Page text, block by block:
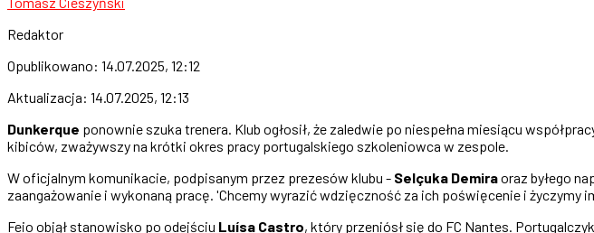
Redaktor
Opublikowano: 14.07.2025, 12:12
Aktualizacja: 14.07.2025, 12:13
Dunkerque ponownie szuka trenera. Klub ogłosił, że zaledwie po niespełna miesiącu
kibiców, zważywszy na krótki okres pracy portugalskiego szkoleniowca w zespole.
W oficjalnym komunikacie, podpisanym przez prezesów klubu - Selçuka Demiraoraz byłego
zaangażowanie i wykonaną pracę. 'Chcemy wyrazić wdzięczność za ich poświęcenie i
Feio objął stanowisko po odejściu Luísa Castro, który przeniósł się do FC Nantes.